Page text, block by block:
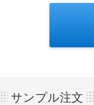
サンプル注文